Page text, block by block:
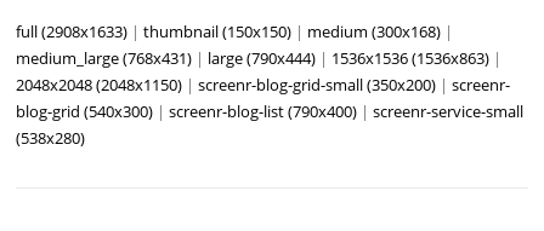
full (2908x1633) |thumbnail (150x150) | medium (300x168) |
medium_large (768x431) | large (790x444) | 1536x1536 (1536x863) |
2048x2048 (2048x1150) |screenr-blog-grid-small (350x200) |screenr-
blog-grid (540x300) |screenr-blog-list (790x400) |screenr-service-small
(538x280)